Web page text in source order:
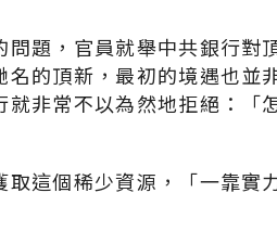
題，官員就舉中共銀行對
的頂新，最初的境遇也並
非常不以為然地拒絕：「
這個稀少資源，「一靠實